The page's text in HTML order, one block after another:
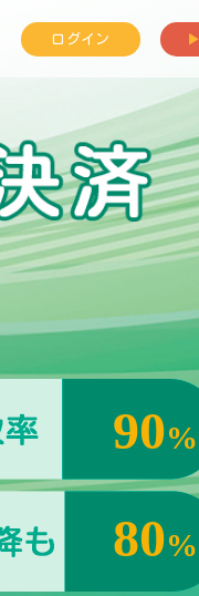
ログイン ▶︎
90%
80%